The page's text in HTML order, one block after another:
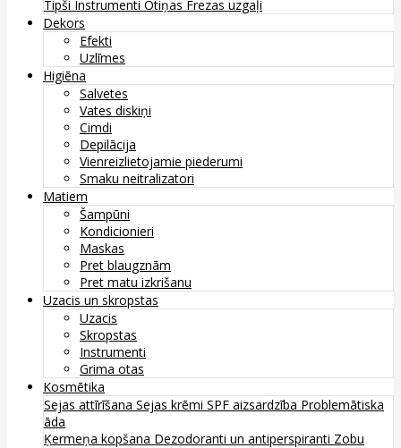
Tipši Instrumenti Otiņas Frezas uzgaļi
Dekors
Efekti
Uzlīmes
Higiēna
Salvetes
Vates diskiņi
Cimdi
Depilācija
Vienreizlietojamie piederumi
Smaku neitralizatori
Matiem
Šampūni
Kondicionieri
Maskas
Pret blaugznām
Pret matu izkrišanu
Uzacis un skropstas
Uzacis
Skropstas
Instrumenti
Grima otas
Kosmētika
Sejas attīrīšana Sejas krēmi SPF aizsardzība Problemātiska
āda
Ķermeņa kopšana Dezodoranti un antiperspiranti Zobu